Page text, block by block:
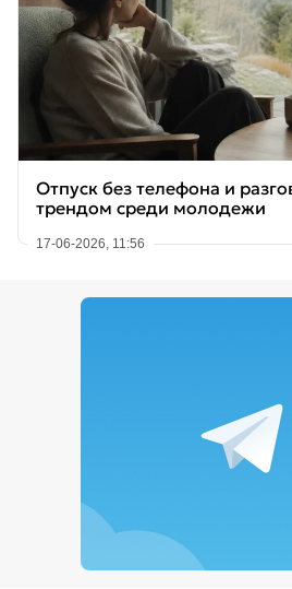
Отпуск без телефона и
трендом среди молодежи
17-06-2026, 11:56